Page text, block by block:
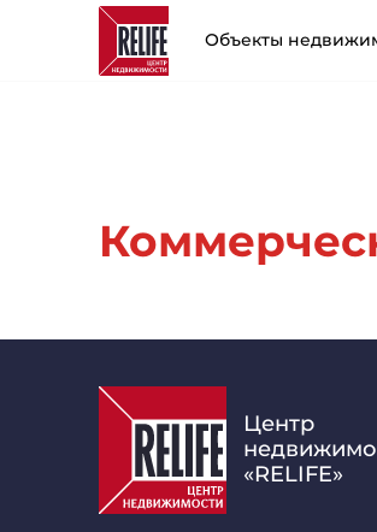
Объекты
Центр
«RELIFE»